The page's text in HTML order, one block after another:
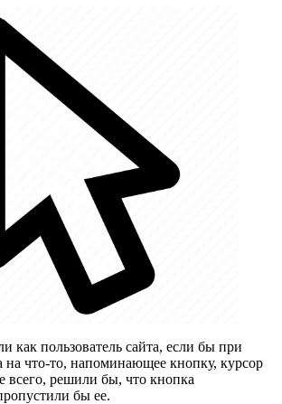
как пользователь сайта, если бы при
на что-то, напоминающее кнопку, курсор
всего, решили бы, что кнопка
бы ее.